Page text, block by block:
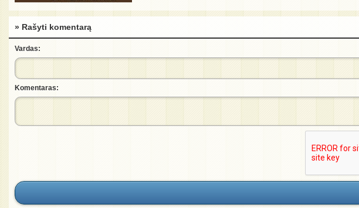
» Rašyti komentarą
Vardas:
Komentaras: